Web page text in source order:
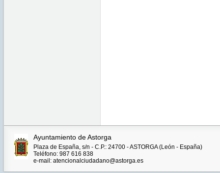
Ayuntamiento de Astorga
Plaza de España, s/n - C.P.: 24700 - ASTORGA (León - España)
Teléfono: 987 616 838
e-mail: atencionalciudadano@astorga.es